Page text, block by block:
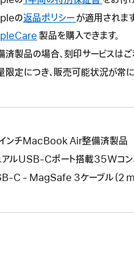
の
作
に
よ
ウ
イ
ド
が
の返品ポリシーこ
の
操
作
に
い
ウ
イ
ウ
が適用されます
こ
の
作
よ
新
い
ウ
製品を購入できます。
済製品の場合、刻印サービスはご
限定につき、販売可能状況が常
ンチMacBook Air整備済製品
アルUSB-Cポート搭載35Wコン
C - MagSafe 3ケーブル（2 m